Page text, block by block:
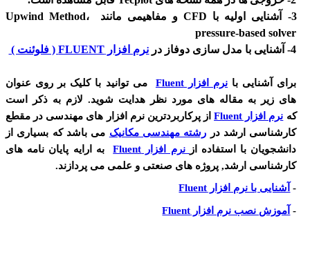
3- آشنایی اولیه با CFD و مفاهیمی مانند Upwind Method،
pressure-based solver
4- آشنایی با مدل سازی دوفاز در
نرم افزار FLUENT ( فلوئنت )
برای آشنایی با نرم افزارFluent می توانید با کلیک بر روی عنوان
های زیر به مقاله های مورد نظر هدایت شوید. لازم به ذکر است
که نرم افزار Fluentاز پرکاربردترین نرم افزار های مهندسی در مقطع
کارشناسی ارشد در رشته مهندسی مکانیک می باشد که بسیاری از
دانشجویان با استفاده از
نرم افزار Fluentبه ارایه پایان نامه های
کارشناسی ارشد, پروژه های صنعتی و علمی می پردازند.
- آشنایی با نرم افزار Fluent
- آموزش نصب نرم افزار Fluent